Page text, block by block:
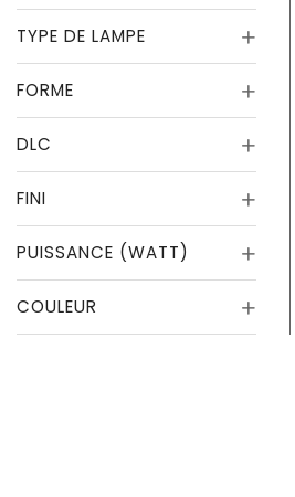
TYPE DE LAMPE
FORME
DLC
FINI
PUISSANCE (WATT)
COULEUR